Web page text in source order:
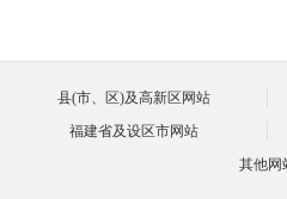
县(市、区)及高新区网站
福建省及设区市网站
其他网